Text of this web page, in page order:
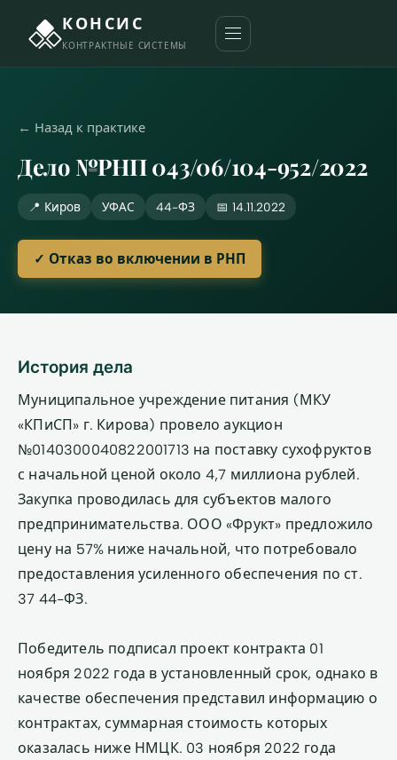
КОНСИС
КОНТРАКТНЫЕ СИСТЕМЫ
← Назад к практике
Дело №РНП 043/06/104-952/2022
📍 Киров УФАС 44-ФЗ 📅 14.11.2022
✓ Отказ во включении в РНП
История дела
Муниципальное учреждение питания (МКУ
«КПиСП» г. Кирова) провело аукцион
№0140300040822001713 на поставку сухофруктов
с начальной ценой около 4,7 миллиона рублей.
Закупка проводилась для субъектов малого
предпринимательства. ООО «Фрукт» предложило
цену на 57% ниже начальной, что потребовало
предоставления усиленного обеспечения по ст.
37 44-ФЗ.
Победитель подписал проект контракта 01
ноября 2022 года в установленный срок, однако в
качестве обеспечения представил информацию о
контрактах, суммарная стоимость которых
оказалась ниже НМЦК. 03 ноября 2022 года